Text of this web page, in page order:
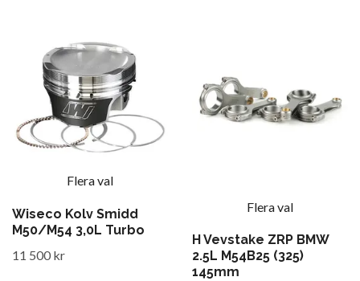
Flera val
Wiseco Kolv Smidd
M50/M54 3,0L Turbo
11 500 kr
Flera val
H Vevstake ZRP BMW
2.5L M54B25 (325)
145mm